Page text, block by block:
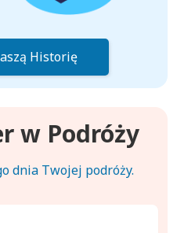
Historię
w Podróży
dnia Twojej podróży.